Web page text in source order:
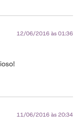
12/06/2016 às 01:36
11/06/2016 às 20:34